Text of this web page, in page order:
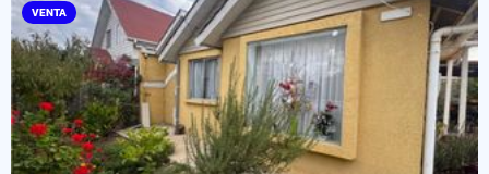
VENTA